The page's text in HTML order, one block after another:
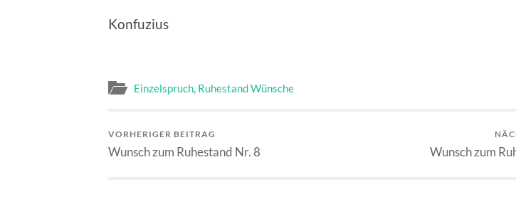
Konfuzius
Einzelspruch, Ruhestand Wünsche
VORHERIGER BEITRAG
Wunsch zum Ruhestand Nr. 8 Wunsch zum